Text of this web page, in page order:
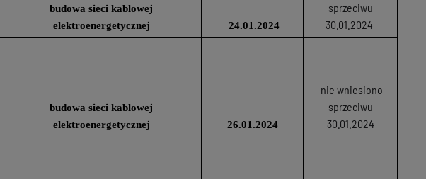
budowa sieci kablowej
elektroenergetycznej
24.01.2024
sprzeciwu
30.01.2024
budowa sieci kablowej
elektroenergetycznej
26.01.2024
nie wniesiono
sprzeciwu
30.01.2024